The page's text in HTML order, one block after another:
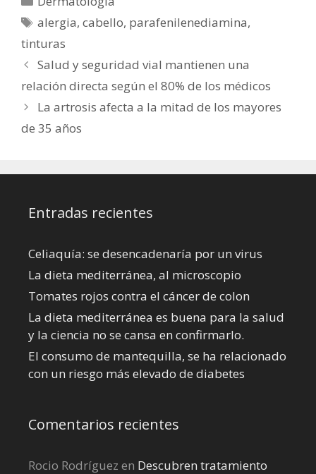
Etiquetas
alergia,cabello, parafenilenediamina,
tinturas
Salud y seguridad vial mantienen una
relación directa según el 80% de los médicos
La artrosis afecta a la mitad de los mayores
de 35 años
Entradas recientes
Celiaquía: se desencadenaría por un virus
La dieta mediterránea, al microscopio
Tomates rojos contra el cáncer de colon
La dieta mediterránea es buena para la salud
y la ciencia no se cansa en confirmarlo.
El consumo de mantequilla, se ha relacionado
con un riesgo más elevado de diabetes
Comentarios recientes
Rocio Rodríguez en Descubren tratamiento